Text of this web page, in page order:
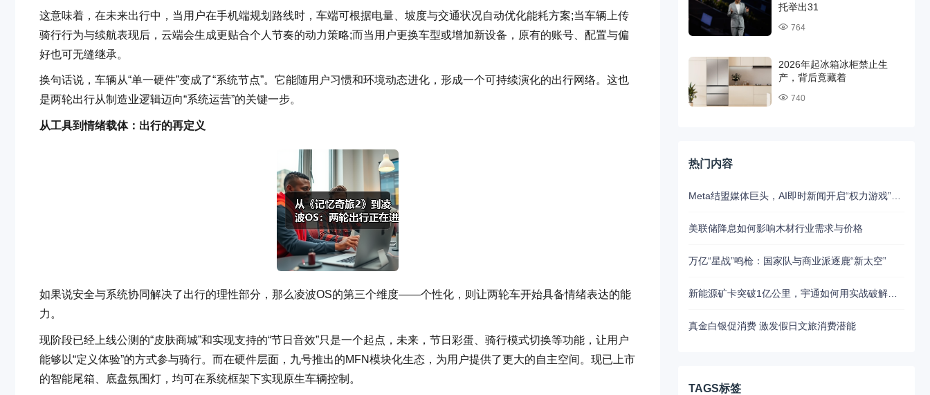
这意味着，在未来出行中，当用户在手机端规划路线时，车端可根据电量、坡度与交通状况自动优化能耗方案;当车辆上传
骑行行为与续航表现后，云端会生成更贴合个人节奏的动力策略;而当用户更换车型或增加新设备，原有的账号、配置与偏
好也可无缝继承。
换句话说，车辆从“单一硬件”变成了“系统节点”。它能随用户习惯和环境动态进化，形成一个可持续演化的出行网络。这也
是两轮出行从制造业逻辑迈向“系统运营”的关键一步。
从工具到情绪载体：出行的再定义
如果说安全与系统协同解决了出行的理性部分，那么凌波OS的第三个维度——个性化，则让两轮车开始具备情绪表达的能
力。
现阶段已经上线公测的“皮肤商城”和实现支持的“节日音效”只是一个起点，未来，节日彩蛋、骑行模式切换等功能，让用户
能够以“定义体验”的方式参与骑行。而在硬件层面，九号推出的MFN模块化生态，为用户提供了更大的自主空间。现已上市
的智能尾箱、底盘氛围灯，均可在系统框架下实现原生车辆控制。
托举出31
764
2026年起冰箱冰柜禁止生
产，背后竟藏着
740
热门内容
Meta结盟媒体巨头，AI即时新闻开启“权力游戏”新江湖
美联储降息如何影响木材行业需求与价格
万亿“星战”鸣枪：国家队与商业派逐鹿“新太空”
新能源矿卡突破1亿公里，宇通如何用实战破解行业最大瓶颈？
真金白银促消费 激发假日文旅消费潜能
TAGS标签